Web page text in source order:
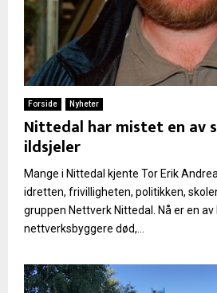
Forside Nyheter
Nittedal har mistet en av
ildsjeler
Mange i Nittedal kjente Tor Erik
idretten, frivilligheten, politikken,
gruppen Nettverk Nittedal. Nå er en
nettverksbyggere død,...